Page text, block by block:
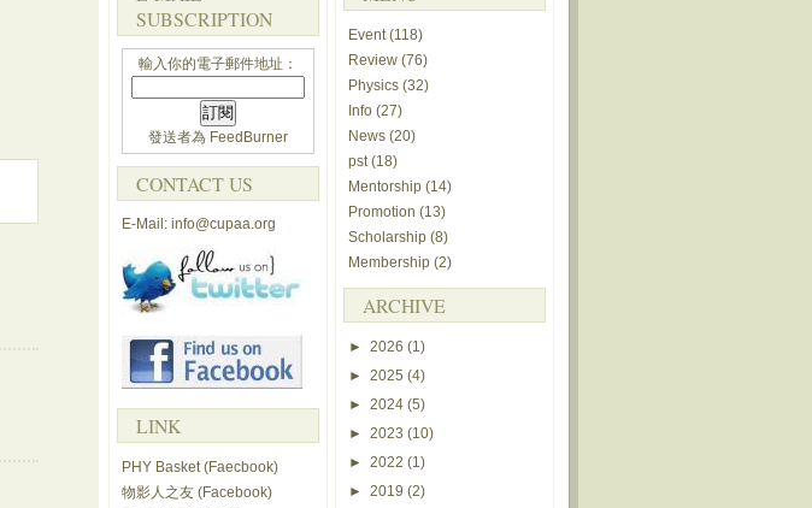
SUBSCRIPTION
輸入你的電子郵件地址：
發送者為 FeedBurner
CONTACT US
E-Mail: info@cupaa.org
LINK
PHY Basket (Faecbook)
物影人之友 (Facebook)
Event(118)
Review (76)
Physics (32)
Info (27)
News (20)
pst(18)
Mentorship (14)
Promotion (13)
Scholarship (8)
Membership (2)
ARCHIVE
► 2026 (1)
► 2025 (4)
► 2024 (5)
► 2023 (10)
► 2022 (1)
► 2019 (2)